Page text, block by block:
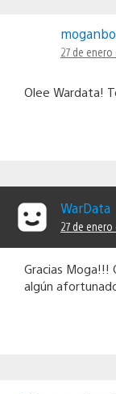
moganbo
27 de
Olee Wardata!
WarData
27 de
Gracias
algún